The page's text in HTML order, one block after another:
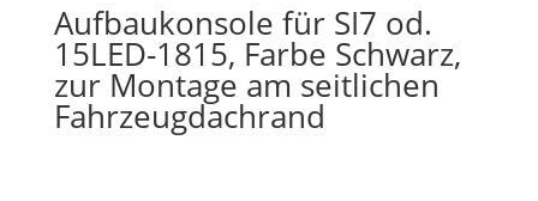
Aufbaukonsole für SI7 od.
15LED-1815, Farbe Schwarz,
zur Montage am seitlichen
Fahrzeugdachrand